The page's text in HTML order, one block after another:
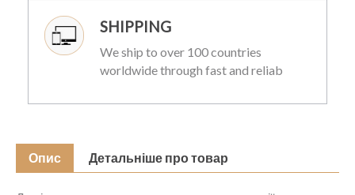
SHIPPING
We ship to over 100 countries
worldwide through fast and reliab
Опис Детальніше про товар